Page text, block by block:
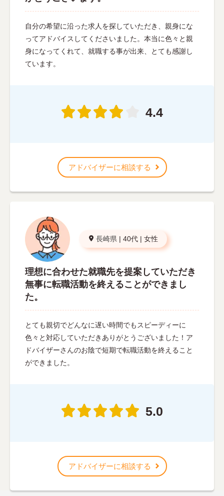
自分の希望に沿った求人を探していただき、親身にな
ってアドバイスしてくださいました。本当に色々と親
身になってくれて、就職する事が出来、とても感謝し
ています。
4.4
アドバイザーに相談する
長崎県 | 40代 | 女性
理想に合わせた就職先を提案していただき
無事に転職活動を終えることができまし
た。
とても親切でどんなに遅い時間でもスピーディーに
色々と対応していただきありがとうございました！ア
ドバイザーさんのお陰で短期で転職活動を終えること
ができました。
5.0
アドバイザーに相談する